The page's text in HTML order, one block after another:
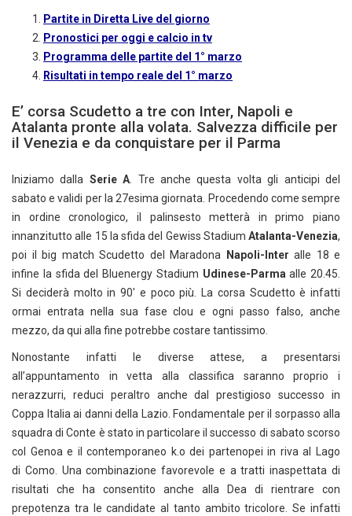
Partite in Diretta Live del giorno
Pronostici per oggi e calcio in tv
Programma delle partite del 1° marzo
Risultati in tempo reale del 1° marzo
E’ corsa Scudetto a tre con Inter, Napoli e
Atalanta pronte alla volata. Salvezza difficile per
il Venezia e da conquistare per il Parma
Iniziamo dalla Serie A. Tre anche questa volta gli anticipi del
sabato e validi per la 27esima giornata. Procedendo come sempre
in ordine cronologico, il palinsesto metterà in primo piano
innanzitutto alle 15 la sfida del Gewiss Stadium Atalanta-Venezia,
poi il big match Scudetto del Maradona
Napoli-Inter alle 18 e
infine la sfida del Bluenergy Stadium Udinese-Parmaalle 20.45.
Si deciderà molto in 90′ e poco più. La corsa Scudetto è infatti
ormai entrata nella sua fase clou e ogni passo falso, anche
mezzo, da qui alla fine potrebbe costare tantissimo.
Nonostante infatti le diverse attese, a presentarsi
all’appuntamento in vetta alla classifica saranno proprio i
nerazzurri, reduci peraltro anche dal prestigioso successo in
Coppa Italia ai danni della Lazio. Fondamentale per il sorpasso alla
squadra di Conte è stato in particolare il successo di sabato scorso
col Genoa e il contemporaneo k.o dei partenopei in riva al Lago
di Como. Una combinazione favorevole e a tratti inaspettata di
risultati che ha consentito anche alla Dea di rientrare con
prepotenza tra le candidate al tanto ambito tricolore. Se infatti